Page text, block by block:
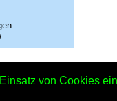
von Cookies